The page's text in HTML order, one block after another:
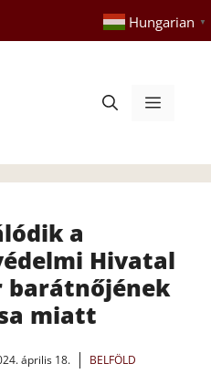
Hungarian ▼
Menü
a
Hivatal
barátnőjének
miatt
április 18. BELFÖLD